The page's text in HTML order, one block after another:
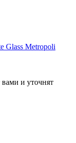
Glass Metropoli
и уточнят